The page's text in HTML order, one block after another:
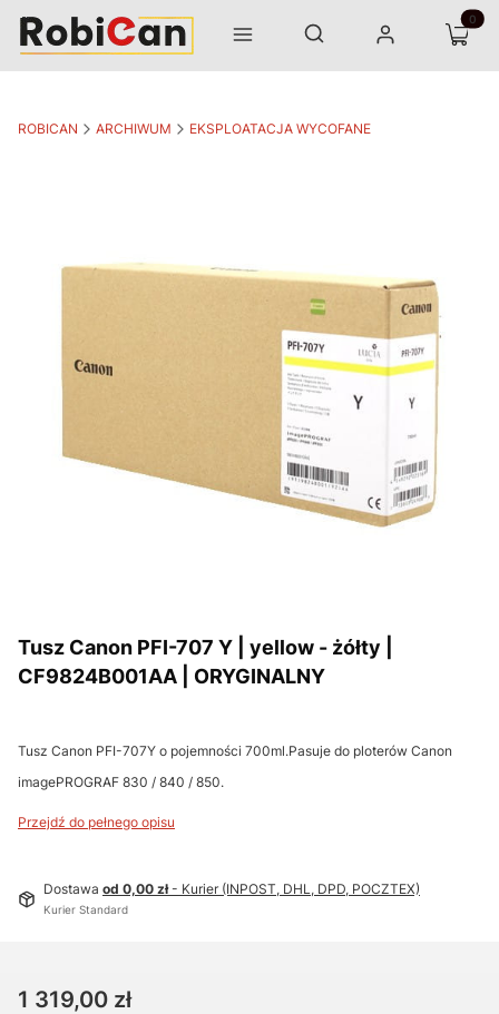
Menu Otwórz wyszukiwarkę
Szukaj Zaloguj się Koszyk
ROBICAN ARCHIWUM EKSPLOATACJA WYCOFANE
Tusz Canon PFI-707 Y | yellow - żółty |
CF9824B001AA | ORYGINALNY
Tusz Canon PFI-707Y o pojemności 700ml.Pasuje do ploterów Canon
imagePROGRAF 830 / 840 / 850.
Przejdź do pełnego opisu
Dostawa od 0,00 zł- Kurier (INPOST, DHL, DPD, POCZTEX)
Kurier Standard
Cena
1 319,00 zł